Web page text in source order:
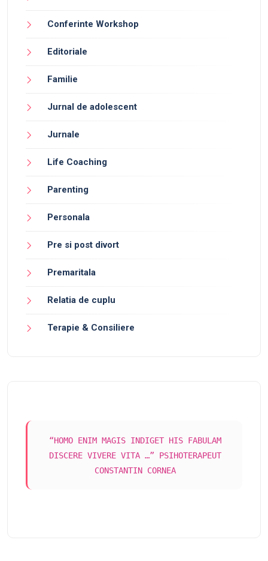
Conferinte Workshop
Editoriale
Familie
Jurnal de adolescent
Jurnale
Life Coaching
Parenting
Personala
Pre si post divort
Premaritala
Relatia de cuplu
Terapie & Consiliere
“HOMO ENIM MAGIS INDIGET HIS FABULAM
DISCERE VIVERE VITA …” PSIHOTERAPEUT
CONSTANTIN CORNEA